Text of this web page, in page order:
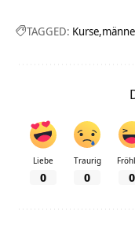
TAGGED: Kurse
Liebe
0
Traurig
0 0